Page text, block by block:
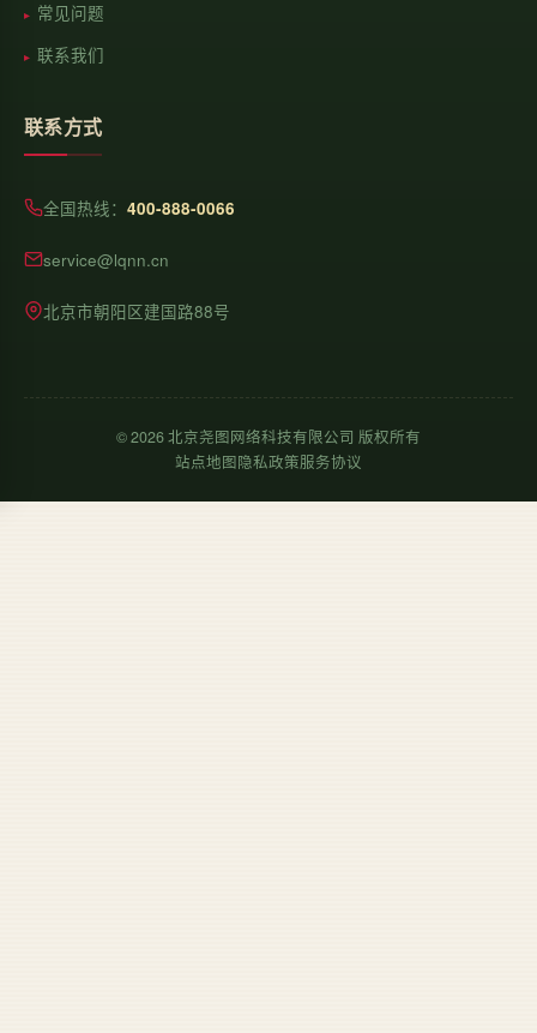
常见问题
联系我们
联系方式
全国热线： 400-888-0066
service@lqnn.cn
北京市朝阳区建国路88号
©2026北京尧图网络科技有限公司 版权所有
站点地图隐私政策服务协议